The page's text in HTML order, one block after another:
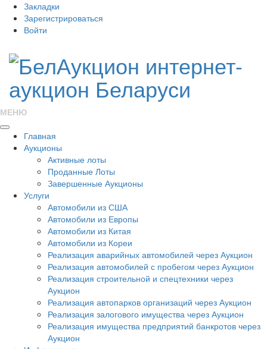
Закладки
Зарегистрироваться
Войти
МЕНЮ
Главная
Аукционы
Активные лоты
Проданные Лоты
Завершенные Аукционы
Услуги
Автомобили из США
Автомобили из Европы
Автомобили из Китая
Автомобили из Кореи
Реализация аварийных автомобилей через Аукцион
Реализация автомобилей с пробегом через Аукцион
Реализация строительной и спецтехники через
Аукцион
Реализация автопарков организаций через Аукцион
Реализация залогового имущества через Аукцион
Реализация имущества предприятий банкротов через
Аукцион